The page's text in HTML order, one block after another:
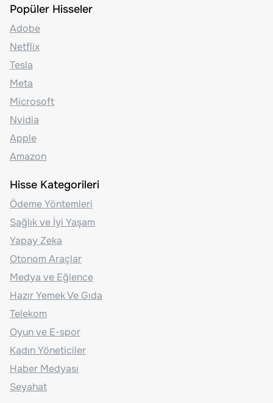
Popüler Hisseler
Adobe
Netflix
Tesla
Meta
Microsoft
Nvidia
Apple
Amazon
Hisse Kategorileri
Ödeme Yöntemleri
Sağlık ve İyi Yaşam
Yapay Zeka
Otonom Araçlar
Medya ve Eğlence
Hazır Yemek Ve Gıda
Telekom
Oyun ve E-spor
Kadın Yöneticiler
Haber Medyası
Seyahat